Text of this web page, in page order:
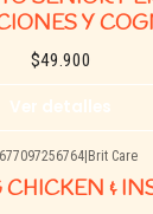
Y
$49.900
Ver detalles
|Brit Care
&